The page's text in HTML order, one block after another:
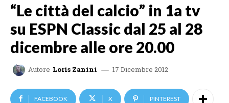
“Le città del calcio” in 1a tv
su ESPN Classic dal 25 al 28
dicembre alle ore 20.00
Autore Loris Zanini 17 Dicembre 2012
FACEBOOK X PINTEREST